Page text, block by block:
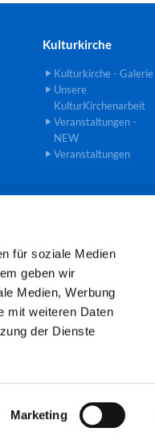
für soziale Medien
geben wir
Medien, Werbung
mit weiteren Daten
der Dienste
Marketing
Kulturkirche
Kulturkirche - Galerie
Unsere
KulturKirchenarbeit
Veranstaltungen -
NEW
Veranstaltungen
Bedburg